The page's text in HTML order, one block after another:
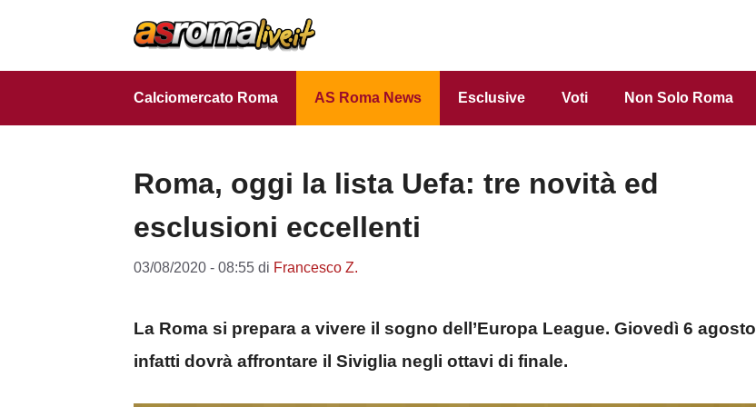
Calciomercato Roma AS Roma News Esclusive Voti Non Solo Roma
Roma, oggi la lista Uefa: tre novità ed
esclusioni eccellenti
03/08/2020 - 08:55 di Francesco Z.
La Roma si prepara a vivere il sogno dell’Europa League. Giovedì 6 agosto
infatti dovrà affrontare il Siviglia negli ottavi di finale.